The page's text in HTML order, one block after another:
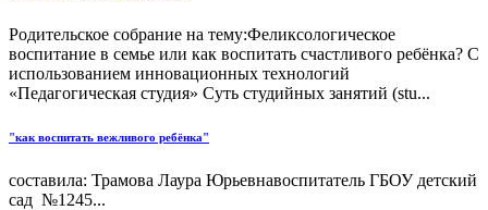
Родительское собрание на тему:Феликсологическое
воспитание в семье или как воспитать счастливого ребёнка? С
использованием инновационных технологий
«Педагогическая студия» Суть студийных занятий (stu...
"как воспитать вежливого ребёнка"
составила: Трамова Лаура Юрьевнавоспитатель ГБОУ детский
сад №1245...